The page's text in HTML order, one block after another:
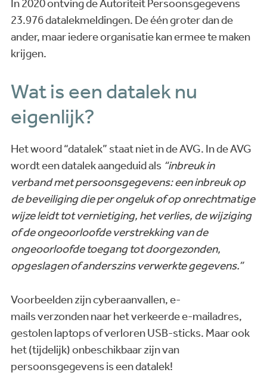
In 2020 ontving de Autoriteit Persoonsgegevens
23.976 datalekmeldingen. De één groter dan de
ander, maar iedere organisatie kan ermee te maken
krijgen.
Wat is een datalek nu
eigenlijk?
Het woord “datalek” staat niet in de AVG. In de AVG
wordt een datalek aangeduid als “inbreuk in
verband met persoonsgegevens: een inbreuk op
de beveiliging die per ongeluk of op onrechtmatige
wijze leidt tot vernietiging, het verlies, de wijziging
of de ongeoorloofde verstrekking van de
ongeoorloofde toegang tot doorgezonden,
opgeslagen of anderszins verwerkte gegevens.”
Voorbeelden zijn cyberaanvallen, e-
mails verzonden naar het verkeerde e-mailadres,
gestolen laptops of verloren USB-sticks. Maar ook
het (tijdelijk) onbeschikbaar zijn van
persoonsgegevens is een datalek!